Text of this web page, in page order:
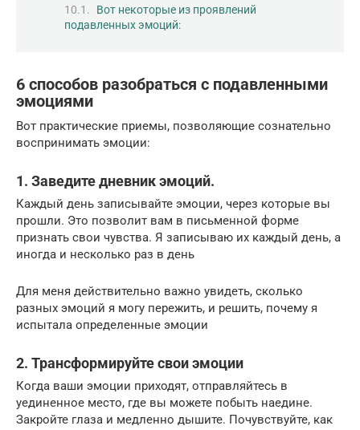
Вот некоторые из проявлений
подавленных эмоций:
6 способов разобраться с подавленными
эмоциями
Вот практические приемы, позволяющие сознательно
воспринимать эмоции:
1. Заведите дневник эмоций.
Каждый день записывайте эмоции, через которые вы
прошли. Это позволит вам в письменной форме
признать свои чувства. Я записываю их каждый день, а
иногда и несколько раз в день
Для меня действительно важно увидеть, сколько
разных эмоций я могу пережить, и решить, почему я
испытала определенные эмоции
2. Трансформируйте свои эмоции
Когда ваши эмоции приходят, отправляйтесь в
уединенное место, где вы можете побыть наедине.
Закройте глаза и медленно дышите. Почувствуйте, как